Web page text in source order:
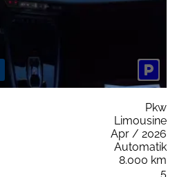
Pkw
Limousine
Apr / 2026
Automatik
8.000 km
5